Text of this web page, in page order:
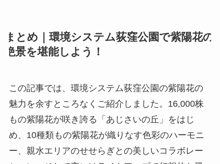
まとめ｜環境システム荻窪公園で紫陽花の
絶景を堪能しよう！
この記事では、環境システム荻窪公園の紫陽花の
魅力を余すところなくご紹介しました。16,000株
もの紫陽花が咲き誇る「あじさいの丘」をはじ
め、10種類もの紫陽花が織りなす色彩のハーモニ
ー、親水エリアのせせらぎとの美しいコラボレー